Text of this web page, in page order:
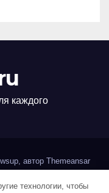
каждого
автор Themeansar
технологии, чтобы